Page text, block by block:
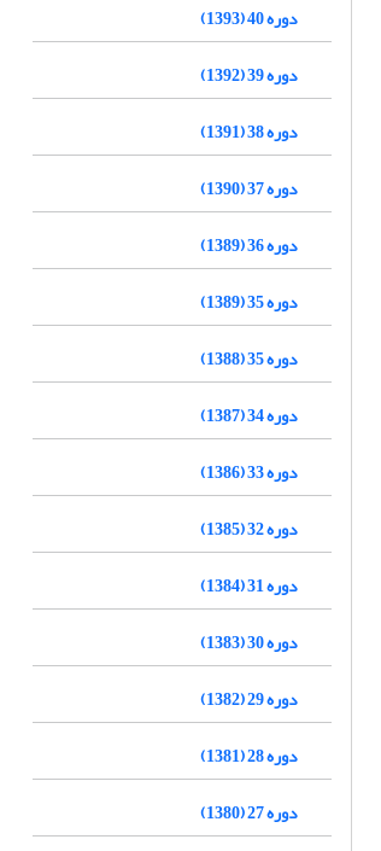
دوره 40 (1393)
دوره 39 (1392)
دوره 38 (1391)
دوره 37 (1390)
دوره 36 (1389)
دوره 35 (1389)
دوره 35 (1388)
دوره 34 (1387)
دوره 33 (1386)
دوره 32 (1385)
دوره 31 (1384)
دوره 30 (1383)
دوره 29 (1382)
دوره 28 (1381)
دوره 27 (1380)